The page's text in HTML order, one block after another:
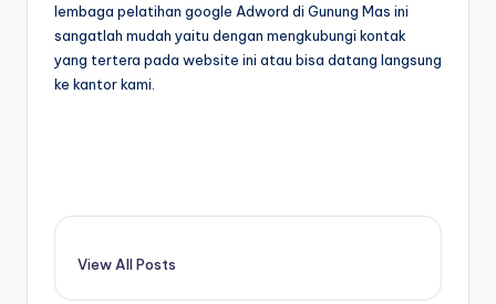
lembaga pelatihan google Adword di Gunung Mas ini
sangatlah mudah yaitu dengan mengkubungi kontak
yang tertera pada website ini atau bisa datang langsung
ke kantor kami.
View All Posts